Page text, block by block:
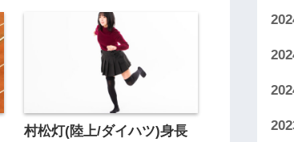
村松灯(陸上/ダイハツ)身長